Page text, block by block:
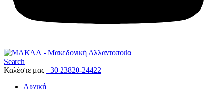
Search
Καλέστε μας +30 23820-24422
Αρχική